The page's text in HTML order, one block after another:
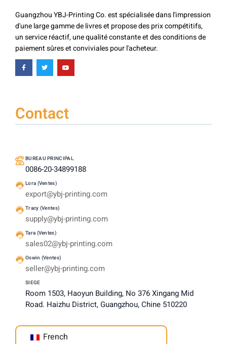
Guangzhou YBJ-Printing Co. est spécialisée dans l'impression
d'une large gamme de livres et propose des prix compétitifs,
un service réactif, une qualité constante et des conditions de
paiement sûres et conviviales pour l'acheteur.
Contact
BUREAU PRINCIPAL
0086-20-34899188
Lora (Ventes)
export@ybj-printing.com
Tracy (Ventes)
supply@ybj-printing.com
Tara (Ventes)
sales02@ybj-printing.com
Oswin (Ventes)
seller@ybj-printing.com
SIEGE
Room 1503, Haoyun Building, No 376 Xingang Mid
Road. Haizhu District, Guangzhou, Chine 510220
French